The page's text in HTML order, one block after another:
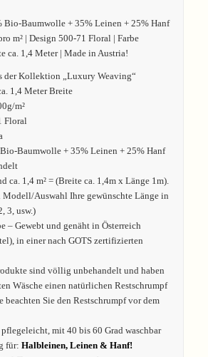
Bio-Baumwolle + 35% Leinen + 25% Hanf
m² | Design 500-71 Floral | Farbe
ca. 1,4 Meter | Made in Austria!
der Kollektion „Luxury Weaving“
1,4 Meter Breite
m²
Floral
Baumwolle + 35% Leinen + 25% Hanf
ca. 1,4 m² = (Breite ca. 1,4m x Länge 1m).
Modell/Auswahl Ihre gewünschte Länge in
3, usw.)
– Gewebt und genäht in Österreich
in einer nach GOTS zertifizierten
sind völlig unbehandelt und haben
Wäsche einen natürlichen Restschrumpf
beachten Sie den Restschrumpf vor dem
mit 40 bis 60 Grad waschbar
für: Halbleinen, Leinen & Hanf!